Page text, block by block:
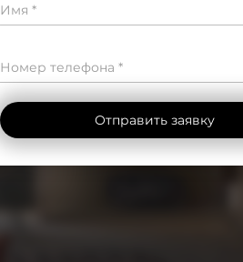
Имя *
Номер телефона *
Отправить заявку